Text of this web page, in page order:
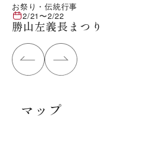
お祭り・伝統行事
2/21〜2/22
勝山左義長まつり
マップ